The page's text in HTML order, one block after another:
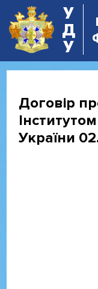
У
Д
У
І
Договір
України